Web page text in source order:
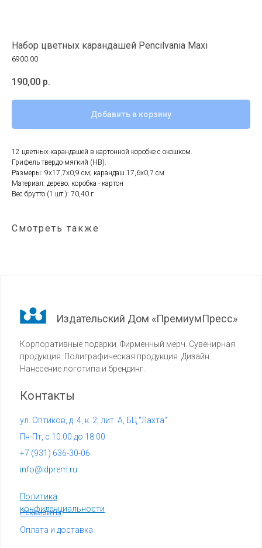
Набор цветных карандашей Pencilvania Maxi
6900.00
190,00 р.
Добавить в корзину
12 цветных карандашей в картонной коробке с окошком.
Грифель твердо-мягкий (HB).
Размеры: 9x17,7x0,9 см; карандаш 17,6x0,7 см
Материал: дерево; коробка - картон
Вес брутто (1 шт.): 70,40 г
Смотреть также
Издательский Дом «ПремиумПресс»
Корпоративные подарки. Фирменный мерч. Сувенирная
продукция. Полиграфическая продукция. Дизайн.
Нанесение логотипа и брендинг.
info@idprem.ru
Контакты
Политика
конфиденциальности
+7 (931) 636-30-06
Реквизиты
ул. Оптиков, д. 4, к. 2, лит. А, БЦ "Лахта"
Оплата и доставка
Пн-Пт, с 10:00 до 18:00